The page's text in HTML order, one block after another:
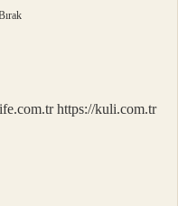
https://kuli.com.tr